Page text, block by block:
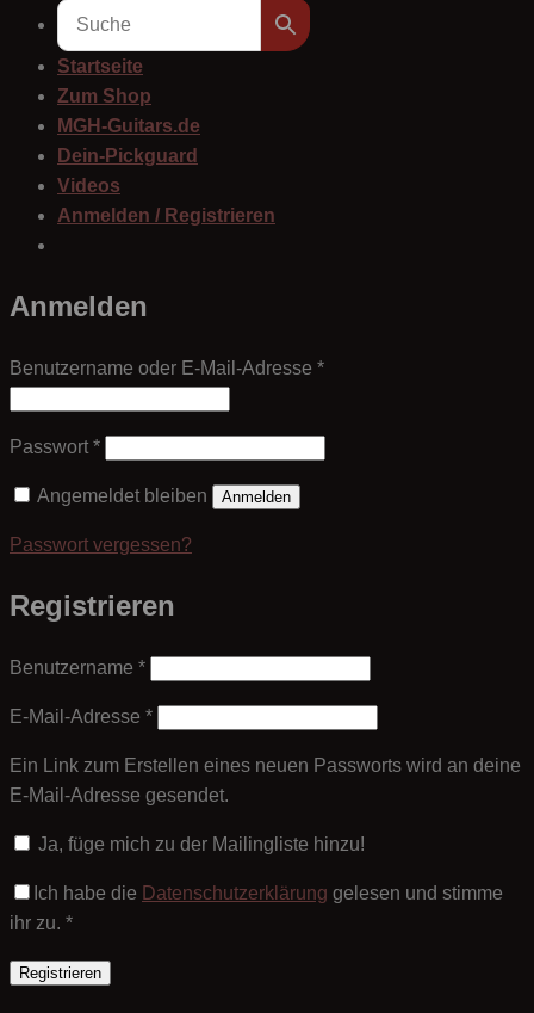
Startseite
Zum Shop
MGH-Guitars.de
Dein-Pickguard
Videos
Anmelden / Registrieren
Anmelden
Benutzername oder E-Mail-Adresse *Erforderlich
Passwort *Erforderlich
Angemeldet bleiben Anmelden
Passwort vergessen?
Registrieren
Benutzername *Erforderlich
E-Mail-Adresse *Erforderlich
Ein Link zum Erstellen eines neuen Passworts wird an deine
E-Mail-Adresse gesendet.
Ja, füge mich zu der Mailingliste hinzu!
Ich habe die Datenschutzerklärung gelesen und stimme
ihr zu. *
Registrieren